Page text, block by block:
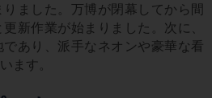
ました。万博が閉幕してから間
新作業が始まりました。次に、
あり、派手なネオンや豪華な看
ます。